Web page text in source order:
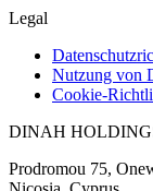
Legal
Nutzung von
Cookie-
DINAH
Prodromou 75,